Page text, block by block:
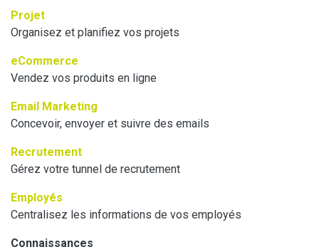
Projet
Organisez et planifiez vos projets
eCommerce
Vendez vos produits en ligne
Email Marketing
Concevoir, envoyer et suivre des emails
Recrutement
Gérez votre tunnel de recrutement
Employés
Centralisez les informations de vos employés
Connaissances